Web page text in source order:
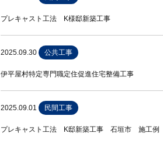
プレキャスト工法 K様邸新築工事
2025.09.30 公共工事
伊平屋村特定専門職定住促進住宅整備工事
2025.09.01 民間工事
プレキャスト工法 K邸新築工事 石垣市 施工例